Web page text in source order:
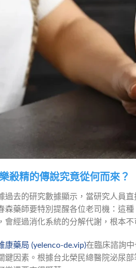
殺精的傳說究竟從何而來？
過去的研究數據顯示，當研究人員
森藥師要特別提醒各位老司機：這
會經過消化系統的分解代謝，根本不
康藥局 (yelenco-de.vip)在臨床諮詢
鍵因素。根據台北榮民總醫院泌尿